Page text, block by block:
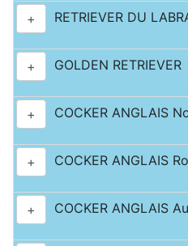
+ RETRIEVER DU
+ GOLDEN
+ COCKER ANGLAIS
+ COCKER ANGLAIS
+ COCKER ANGLAIS